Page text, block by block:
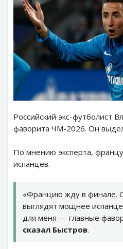
Российский экс-футболист
фаворита ЧМ-2026. Он
По мнению эксперта,
испанцев.
«Францию жду в финале.
выглядят мощнее
для меня — главные
сказал Быстров.